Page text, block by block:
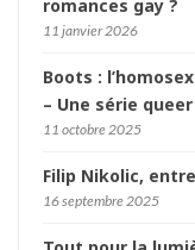
romances gay ?
11 janvier 2026
Boots :
– Une série
11 octobre 2025
Filip Nikolic,
16 septembre 2025